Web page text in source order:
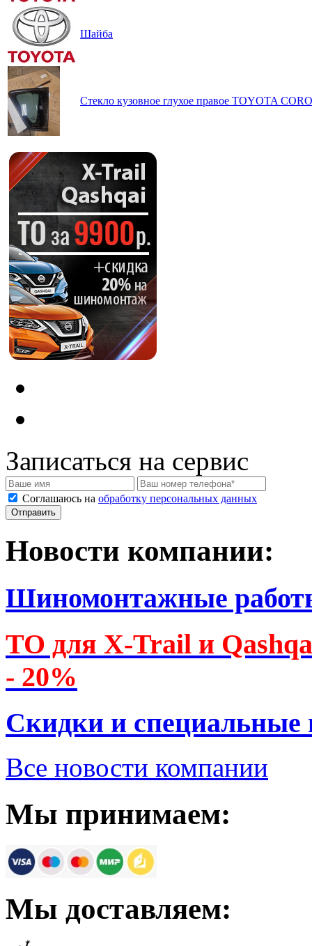
Шайба
Стекло кузовное глухое правое TOYOTA
Записаться на сервис
Соглашаюсь на обработку персональных данных
Новости компании:
Шиномонтажные
ТО для X-Trail и
- 20%
Скидки и специальные
Все новости компании
Мы принимаем:
Мы доставляем: